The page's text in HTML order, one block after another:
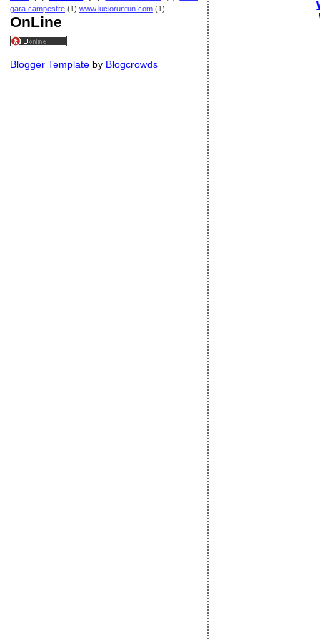
gara campestre (1) www.luciorunfun.com (1)
OnLine
Blogger Template by Blogcrowds